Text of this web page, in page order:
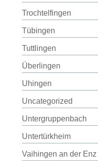
Trochtelfingen
Tübingen
Tuttlingen
Überlingen
Uhingen
Uncategorized
Untergruppenbach
Untertürkheim
Vaihingen an der Enz